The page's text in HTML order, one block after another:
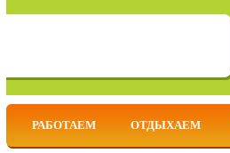
РАБОТАЕМ ОТДЫХАЕМ